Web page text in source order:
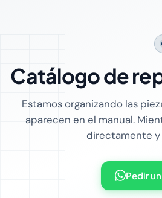
Catálogo de
Estamos organizando las
aparecen en el manual.
directamente y
Pedir